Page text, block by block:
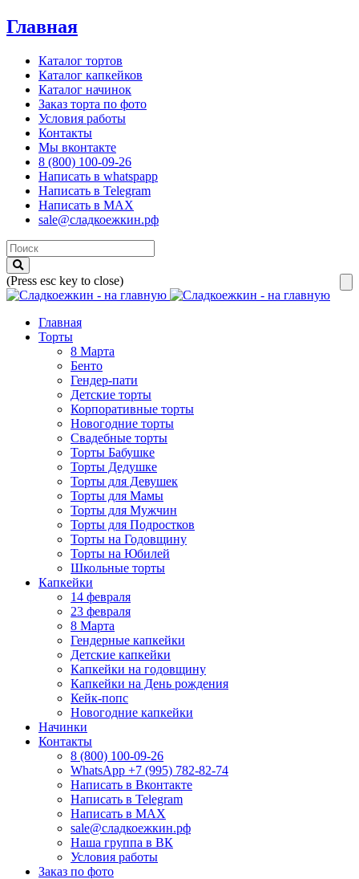
Главная
Каталог тортов
Каталог капкейков
Каталог начинок
Заказ торта по фото
Условия работы
Контакты
Мы вконтакте
8 (800) 100-09-26
Написать в whatspapp
Написать в Telegram
Написать в MAX
sale@сладкоежкин.рф
(Press esc key to close)
Главная
Торты
8 Марта
Бенто
Гендер-пати
Детские торты
Корпоративные торты
Новогодние торты
Свадебные торты
Торты Бабушке
Торты Дедушке
Торты для Девушек
Торты для Мамы
Торты для Мужчин
Торты для Подростков
Торты на Годовщину
Торты на Юбилей
Школьные торты
Капкейки
14 февраля
23 февраля
8 Марта
Гендерные капкейки
Детские капкейки
Капкейки на годовщину
Капкейки на День рождения
Кейк-попс
Новогодние капкейки
Начинки
Контакты
8 (800) 100-09-26
WhatsApp +7 (995) 782-82-74
Написать в Вконтакте
Написать в Telegram
Написать в MAX
sale@сладкоежкин.рф
Наша группа в ВК
Условия работы
Заказ по фото